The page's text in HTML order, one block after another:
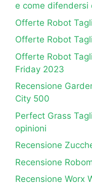
e come difendersi
Offerte Robot
Offerte Robot
Offerte Robot
Friday 2023
Recensione
City 500
Perfect Grass
opinioni
Recensione
Recensione
Recensione Worx